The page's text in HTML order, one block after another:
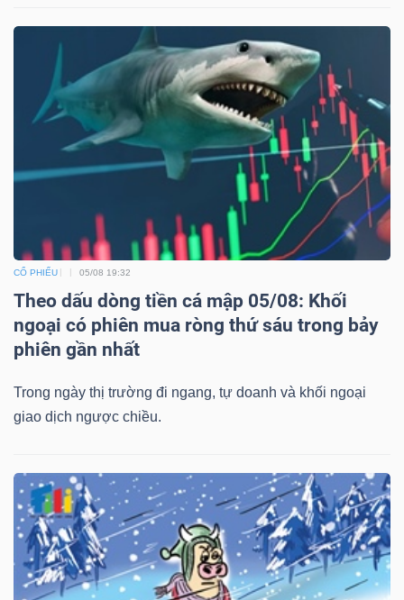
CỔ PHIẾU 05/08 19:32
Theo dấu dòng tiền cá mập 05/08: Khối
ngoại có phiên mua ròng thứ sáu trong bảy
phiên gần nhất
Trong ngày thị trường đi ngang, tự doanh và khối ngoại
giao dịch ngược chiều.
BẤT
ĐỘNG
SẢN
Mã
Lãnh
đạo
(-)
Tất cả Người nội bộ
Tin
tức
(-)
Bài